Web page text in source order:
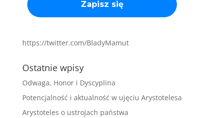
https://twitter.com/BladyMamut
Ostatnie wpisy
Odwaga, Honor i Dyscyplina
Potencjalność i aktualność w ujęciu Arystotelesa
Arystoteles o ustrojach państwa